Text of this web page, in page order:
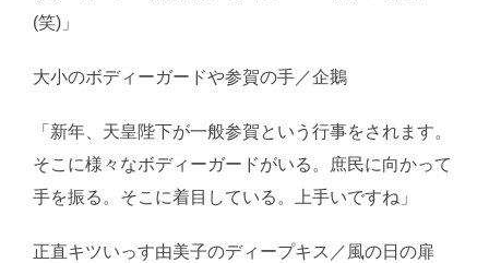
(笑)」
大小のボディーガードや参賀の手／企鵝
「新年、天皇陛下が一般参賀という行事をされます。
そこに様々なボディーガードがいる。庶民に向かって
手を振る。そこに着目している。上手いですね」
正直キツいっす由美子のディープキス／風の日の扉